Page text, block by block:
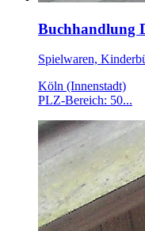
Buchhandlung
Spielwaren,
Köln (Innenstadt)
PLZ-Bereich: 50...